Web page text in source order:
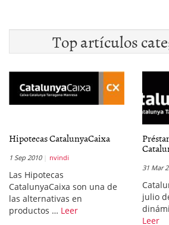
Top artículos
Hipotecas CatalunyaCaixa
1 Sep 2010 nvindi
Las Hipotecas
CatalunyaCaixa son una de
las alternativas en
productos … Leer
31 Mar
julio
Leer